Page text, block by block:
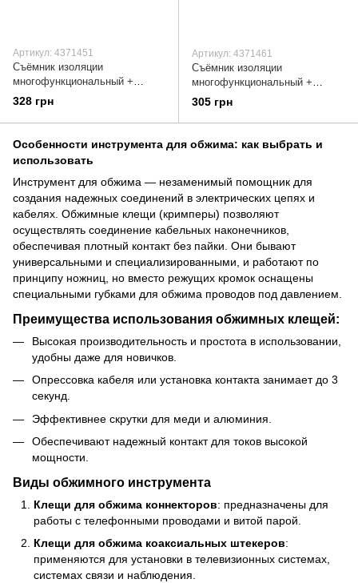
Артикул: 4371451
Съёмник изоляции
многофункциональный +
кабелерез + обжимка 200мм
SIGMA (4371451)
328 грн
Артикул: 4371461
Съёмник изоляции
многофункциональный +
кабелерез + плоскогубцы
195мм SIGMA (4371461)
305 грн
Особенности инструмента для обжима: как выбрать и
использовать
Инструмент для обжима — незаменимый помощник для
создания надежных соединений в электрических цепях и
кабелях. Обжимные клещи (кримперы) позволяют
осуществлять соединение кабельных наконечников,
обеспечивая плотный контакт без пайки. Они бывают
универсальными и специализированными, и работают по
принципу ножниц, но вместо режущих кромок оснащены
специальными губками для обжима проводов под давлением.
Преимущества использования обжимных клещей:
Высокая производительность и простота в использовании,
удобны даже для новичков.
Опрессовка кабеля или установка контакта занимает до 3
секунд.
Эффективнее скрутки для меди и алюминия.
Обеспечивают надежный контакт для токов высокой
мощности.
Виды обжимного инструмента
Клещи для обжима коннекторов: предназначены для
работы с телефонными проводами и витой парой.
Клещи для обжима коаксиальных штекеров:
применяются для установки в телевизионных системах,
системах связи и наблюдения.